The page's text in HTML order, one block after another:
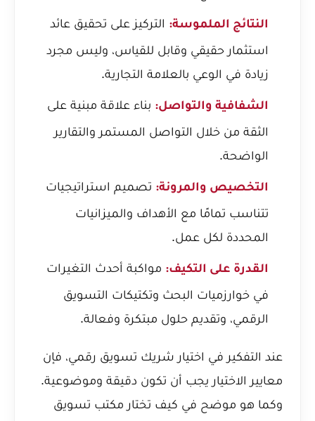
النتائج الملموسة: التركيز على تحقيق عائد
استثمار حقيقي وقابل للقياس، وليس مجرد
زيادة في الوعي بالعلامة التجارية.
الشفافية والتواصل: بناء علاقة مبنية على
الثقة من خلال التواصل المستمر والتقارير
الواضحة.
التخصيص والمرونة: تصميم استراتيجيات
تتناسب تمامًا مع الأهداف والميزانيات
المحددة لكل عمل.
القدرة على التكيف: مواكبة أحدث التغيرات
في خوارزميات البحث وتكتيكات التسويق
الرقمي، وتقديم حلول مبتكرة وفعالة.
عند التفكير في اختيار شريك تسويق رقمي، فإن
معايير الاختيار يجب أن تكون دقيقة وموضوعية.
وكما هو موضح في كيف تختار مكتب تسويق